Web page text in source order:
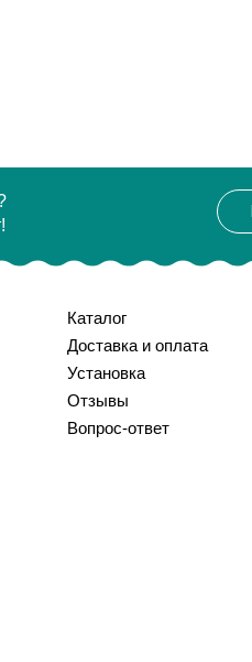
Каталог
Доставка и оплата
Установка
Отзывы
Вопрос-ответ